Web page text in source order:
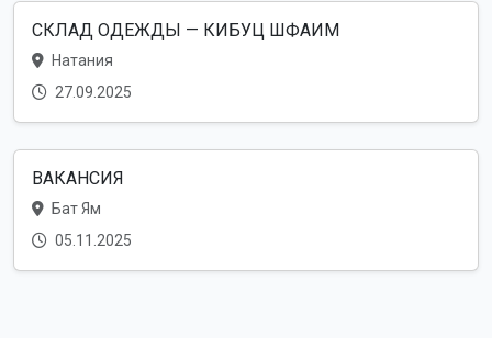
СКЛАД ОДЕЖДЫ — КИБУЦ ШФАИМ
Натания
27.09.2025
ВАКАНСИЯ
Бат Ям
05.11.2025